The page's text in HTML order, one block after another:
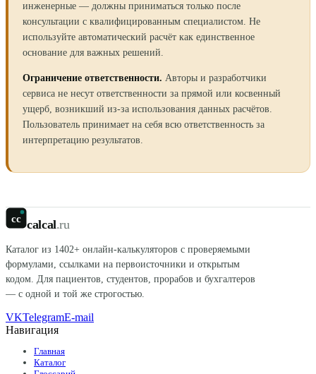
инженерные — должны приниматься только после
консультации с квалифицированным специалистом. Не
используйте автоматический расчёт как единственное
основание для важных решений.
Ограничение ответственности. Авторы и разработчики
сервиса не несут ответственности за прямой или косвенный
ущерб, возникший из-за использования данных расчётов.
Пользователь принимает на себя всю ответственность за
интерпретацию результатов.
cc calcal.ru
Каталог из 1402+ онлайн-калькуляторов с проверяемыми
формулами, ссылками на первоисточники и открытым
кодом. Для пациентов, студентов, прорабов и бухгалтеров
— с одной и той же строгостью.
VKTelegramE-mail
Навигация
Главная
Каталог